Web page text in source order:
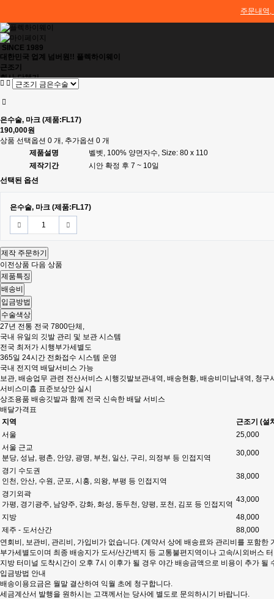
주문내역,
SINCE 1989
대한민국 업계 넘버원!! 플렉하이웨이
근조기
회사·단체기
경하기
깃발배송
배송요청내역
배송안내
깃발보관
보관관리신청
단체깃발연결
회원가입
우리은행 1005-800-962902
(주)플렉하이웨이
02-400-4409
은수술, 마크 (제품:FL17)
190,000원
상품 선택옵션 0 개, 추가옵션 0 개
제품설명
벨벳, 100% 양면자수, Size: 80 x 110
제작기간
시안 확정 후 7 ~ 10일
선택된 옵션
은수술, 마크 (제품:FL17)
제작 주문하기
이전상품 다음 상품
제품특징
배송비
입금방법
수술색상
27년 전통 전국 7800단체,
국내 유일의 깃발 관리 및 보관 시스템
전국 최저가 시행부가세별도
365일 24시간 전화접수 시스템 운영
국내 전지역 배달서비스 가능
보관, 배송업무 관련 전산서비스 시행깃발보관내역, 배송현황, 배송비미납내역, 청
서비스미흡 표준보상안 실시
상조용품 배송깃발과 함께 전국 신속한 배달 서비스
배달가격표
지역
근조기 (설
서울
25,000
서울 근교
분당, 성남, 평촌, 안양, 광명, 부천, 일산, 구리, 의정부 등 인접지역
30,000
경기 수도권
인천, 안산, 수원, 군포, 시흥, 의왕, 부평 등 인접지역
38,000
경기외곽
가평, 경기광주, 남양주, 강화, 화성, 동두천, 양평, 포천, 김포 등 인접지역
43,000
지방
48,000
제주 - 도서산간
88,000
연회비, 보관비, 관리비, 가입비가 없습니다. (계약서 상에 배송료와 관리비를 포함한
부가세별도이며 최종 배송지가 도서/산간벽지 등 교통불편지역이나 고속/시외버스
지방 터미널 도착시간이 오후 7시 이후가 될 경우 야간 배송금액으로 비용이 추가 될
입금방법 안내
배송이용요금은 월말 결산하여 익월 초에 청구합니다.
세금계산서 발행을 원하시는 고객께서는 당사에 별도로 문의하시기 바랍니다.